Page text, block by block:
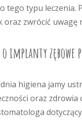
tego typu leczenia.
oraz zwrócić uwagę
o implanty zębowe
higiena jamy
oraz